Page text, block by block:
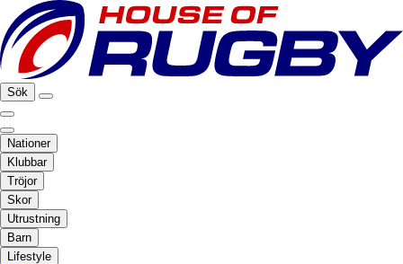
Sök
Nationer
Klubbar
Tröjor
Skor
Utrustning
Barn
Lifestyle